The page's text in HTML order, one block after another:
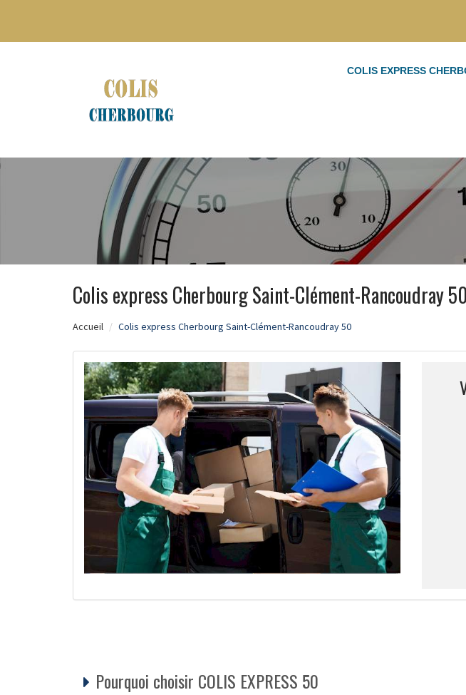
COLIS EXPRESS
Colis express Cherbourg Saint-Clément-Rancoudray 50
Accueil Colis express Cherbourg Saint-Clément-Rancoudray 50
Pourquoi choisir COLIS EXPRESS 50